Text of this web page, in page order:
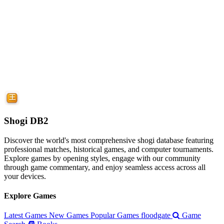
Shogi DB2
Discover the world's most comprehensive shogi database featuring
professional matches, historical games, and computer tournaments.
Explore games by opening styles, engage with our community
through game commentary, and enjoy seamless access across all
your devices.
Explore Games
Latest Games New Games Popular Games floodgate
Game